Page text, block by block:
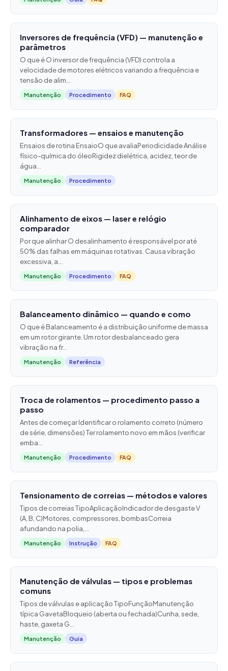
Inversores de frequência (VFD) — manutenção e
parâmetros
O que é O inversor de frequência (VFD) controla a
velocidade de motores elétricos variando a frequência e
tensão de alim...
Manutenção Procedimento FAQ
Transformadores — ensaios e manutenção
Ensaios de rotina EnsaioO que avaliaPeriodicidade Análise
físico-química do óleoRigidez dielétrica, acidez, teor de
água...
Manutenção Procedimento
Alinhamento de eixos — laser e relógio
comparador
Por que alinhar O desalinhamento é responsável por até
50% das falhas em máquinas rotativas. Causa vibração
excessiva, a...
Manutenção Procedimento FAQ
Balanceamento dinâmico — quando e como
O que é Balanceamento é a distribuição uniforme de massa
em um rotor girante. Um rotor desbalanceado gera
vibração na fr...
Manutenção Referência
Troca de rolamentos — procedimento passo a
passo
Antes de começar Identificar o rolamento correto (número
de série, dimensões) Ter rolamento novo em mãos (verificar
emba...
Manutenção Procedimento FAQ
Tensionamento de correias — métodos e valores
Tipos de correias TipoAplicaçãoIndicador de desgaste V
(A, B, C)Motores, compressores, bombasCorreia
afundando na polia,...
Manutenção Instrução FAQ
Manutenção de válvulas — tipos e problemas
comuns
Tipos de válvulas e aplicação TipoFunçãoManutenção
típica GavetaBloqueio (aberta ou fechada)Cunha, sede,
haste, gaxeta G...
Manutenção Guia